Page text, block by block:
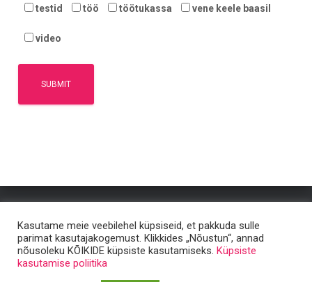
testid töö töötukassa vene keele baasil
video
ÕPPEMATERJALID KUULA JA VAATA! ARTIKLID
Kasutame meie veebilehel küpsiseid, et pakkuda sulle
parimat kasutajakogemust. Klikkides „Nõustun“, annad
nõusoleku KÕIKIDE küpsiste kasutamiseks. Küpsiste
kasutamise poliitika